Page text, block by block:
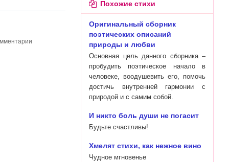
Похожие стихи
Оригинальный сборник
поэтических описаний
природы и любви
Основная цель данного сборника –
пробудить поэтическое начало в
человеке, воодушевить его, помочь
достичь внутренней гармонии с
природой и с самим собой.
И никто боль души не погасит
Будьте счастливы!
Хмелят стихи, как нежное вино
Чудное мгновенье